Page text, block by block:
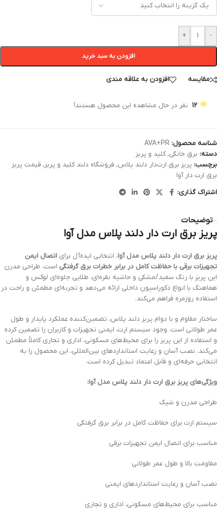
-
+
افزودن به سبد خرید
مقایسه افزودن به علاقه مندی
12 نفر در حال مشاهده این محصول هستند!
شناسه محصول: AVA+PR
دسته: برق خانگی, کلید و پریز
برچسب: پریز برق ارت‌دار دلند پلاس, فروشگاه دلند کلید و پریز, قیمت پریز
برق ارت دار آوا
اشتراک گذاری:
توضیحات
پریز برق ارت‌ دار دلند پلاس مدل آوا
پریز برق ارت‌ دار دلند پلاس مدل آوا، انتخابی ایده‌آل برای اتصال ایمن
تجهیزات برقی با حفاظت کامل در برابر خطرات برق گرفتگی است. طراحی مدرن
این پریز با رنگ سفید/مشکی و حاشیه نقره‌ای، طلایی جلوه‌ای لوکس و
هماهنگ با انواع دکوراسیون داخلی ارائه می‌دهد و تجربه‌ای مطمئن و راحت در
استفاده روزمره فراهم می‌کند.
ساختار مقاوم و با دوام پریز دلند پلاس، تضمین‌کننده عملکرد پایدار و طول
عمر طولانی است. وجود سیستم ارت، ایمنی تجهیزات و کاربران را تضمین کرده
و استفاده از این پریز را برای محیط‌های مسکونی، اداری و تجاری کاملاً مطمئن
می‌کند. نصب آسان و رعایت استانداردهای بین‌المللی، این محصول را به
انتخابی حرفه‌ای و قابل اعتماد تبدیل کرده است.
ویژگی‌های پریز برق ارت‌ دار دلند پلاس مدل آوا:
طراحی مدرن و شیک
سیستم ارت برای حفاظت کامل در برابر برق گرفتگی
مناسب برای اتصال ایمن تجهیزات برقی
مقاومت بالا و طول عمر طولانی
نصب آسان و رعایت استانداردهای ایمنی
مناسب برای محیط‌های مسکونی، اداری و تجاری